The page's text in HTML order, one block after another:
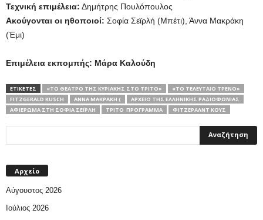
Τεχνική επιμέλεια: Δημήτρης Πουλόπουλος
Ακούγονται οι ηθοποιοί: Σοφία Σεϊρλή (Μπέτι), Άννα Μακράκη
(Έμι)
Επιμέλεια εκπομπής: Μάρα Καλούδη
ΕΤΙΚΕΤΕΣ «ΤΟ ΘΈΑΤΡΟ ΤΗΣ ΚΥΡΙΑΚΉΣ ΣΤΟ ΤΡΊΤΟ»
«ΤΟ ΤΕΛΕΥΤΑΊΟ ΤΡΈΝΟ»
FITZGERALD KUSCH
ΆΝΝΑ ΜΑΚΡΆΚΗ (
ΑΡΧΕΊΟ ΤΗΣ ΕΛΛΗΝΙΚΉΣ ΡΑΔΙΟΦΩΝΊΑΣ
ΑΦΙΈΡΩΜΑ ΣΤΗ ΣΟΦΊΑ ΣΕΪΡΛΉ
ΤΡΊΤΟ ΠΡΌΓΡΑΜΜΑ ΦΙΤΖΈΡΑΛΝΤ ΚΟΥΣ
Αρχείο
Αύγουστος 2026
Ιούλιος 2026